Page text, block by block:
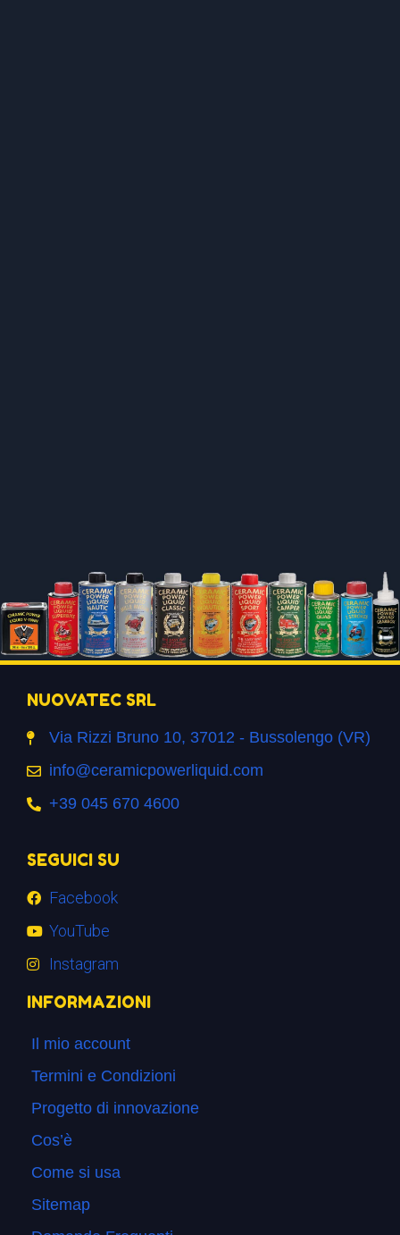
NUOVATEC SRL
Via Rizzi Bruno 10, 37012 - Bussolengo (VR)
info@ceramicpowerliquid.com
+39 045 670 4600
SEGUICI SU
Facebook
YouTube
Instagram
INFORMAZIONI
Il mio account
Termini e Condizioni
Progetto di innovazione
Cos’è
Come si usa
Sitemap